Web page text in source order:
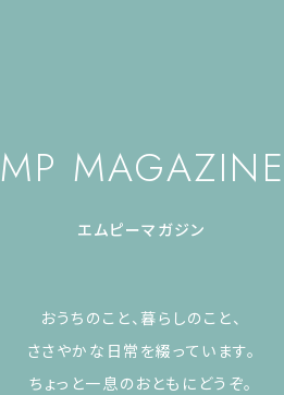
MP MAGAZINE
エムピーマガジン
おうちのこと、暮らしのこと、
ささやかな日常を綴っています。
ちょっと一息のおともにどうぞ。